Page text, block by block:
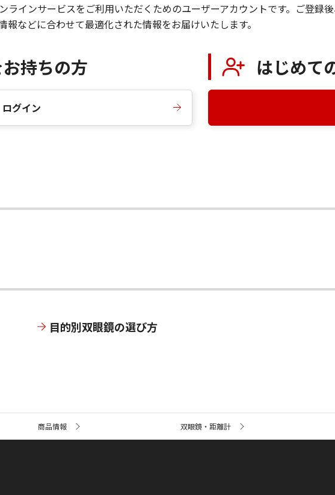
ラインサービスをご利用いただくためのユーザーアカウントです。ご登録
などに合わせて最適化された情報をお届けいたします。
持ちの方
ログイン
はじめて
目的別双眼鏡の選び方
商品情報 双眼鏡・距離計